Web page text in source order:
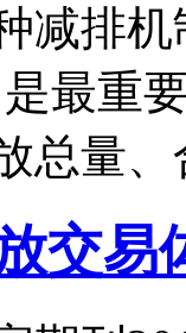
减排
是最
总量、
交